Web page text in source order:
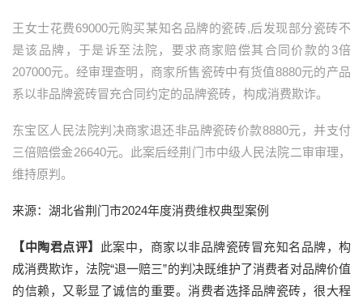
王女士花费69000元购买某知名品牌的瓷砖,后发现部分瓷砖不
是该品牌，于是诉至法院，要求商家赔偿其合同价款的3倍
207000元。经审理查明，商家所售瓷砖中有货值8880元的产品
系以非品牌瓷砖冒充合同约定的品牌瓷砖，构成消费欺诈。
东宝区人民法院判决商家退还非品牌瓷砖价款8880元，并支付
三倍赔偿金26640元。此案后经荆门市中级人民法院二审审理，
维持原判。
来源：湖北省荆门市2024年度消费维权典型案例
【中陶君点评】 此案中，商家以非品牌瓷砖冒充知名品牌，构
成消费欺诈，法院“退一赔三”的判决既维护了消费者对品牌价值
的信赖，又彰显了诚信的重要。消费者选择品牌瓷砖，很大程